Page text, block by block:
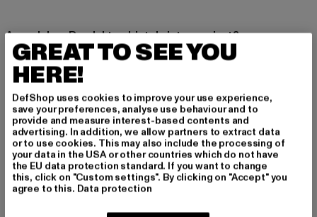
An welchen Produkten bist du interessiert?
MÄNNER
FRAUEN
E-MAIL
ANMELDEN
Informationen dazu, wie DefShop mit Deinen Daten umgeht, findest Du
in unserer Datenschutzerklärung. Du kannst Dich jederzeit kostenfei
abmelden.Datenschutzerklärung lesen.
GREAT TO SEE YOU
HERE!
DefShop uses cookies to improve your use experience,
save your preferences, analyse use behaviour and to
provide and measure interest-based contents and
advertising. In addition, we allow partners to extract data
or to use cookies. This may also include the processing of
your data in the USA or other countries which do not have
the EU data protection standard. If you want to change
this, click on "Custom settings". By clicking on "Accept" you
agree to this. Data protection